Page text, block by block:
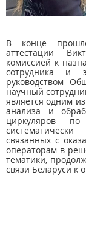
В конце
аттестации
комиссией к
сотрудника и
руководством
научный
является одним
анализа и
циркуляров
связанных с
операторам в
тематики,
связи Беларуси к